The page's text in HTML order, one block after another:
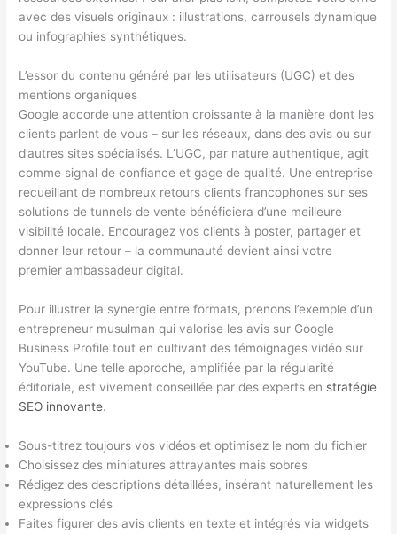
avec des visuels originaux : illustrations, carrousels dynamique
ou infographies synthétiques.
L’essor du contenu généré par les utilisateurs (UGC) et des
mentions organiques
Google accorde une attention croissante à la manière dont les
clients parlent de vous – sur les réseaux, dans des avis ou sur
d’autres sites spécialisés. L’UGC, par nature authentique, agit
comme signal de confiance et gage de qualité. Une entreprise
recueillant de nombreux retours clients francophones sur ses
solutions de tunnels de vente bénéficiera d’une meilleure
visibilité locale. Encouragez vos clients à poster, partager et
donner leur retour – la communauté devient ainsi votre
premier ambassadeur digital.
Pour illustrer la synergie entre formats, prenons l’exemple d’un
entrepreneur musulman qui valorise les avis sur Google
Business Profile tout en cultivant des témoignages vidéo sur
YouTube. Une telle approche, amplifiée par la régularité
éditoriale, est vivement conseillée par des experts en stratégie
SEO innovante.
Sous-titrez toujours vos vidéos et optimisez le nom du fichier
Choisissez des miniatures attrayantes mais sobres
Rédigez des descriptions détaillées, insérant naturellement les
expressions clés
Faites figurer des avis clients en texte et intégrés via widgets